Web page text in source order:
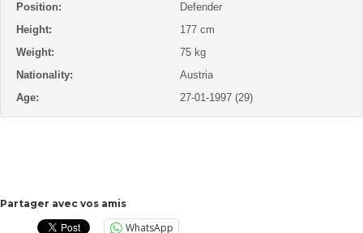
Position:
Defender
Height:
177 cm
Weight:
75 kg
Nationality:
Austria
Age:
27-01-1997 (29)
Partager avec vos amis
WhatsApp